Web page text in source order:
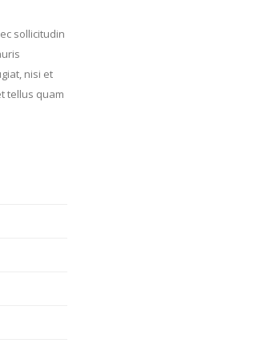
sollicitudin
nisi et
tellus quam